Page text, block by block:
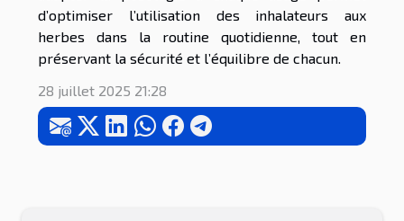
d’optimiser l’utilisation des inhalateurs aux
herbes dans la routine quotidienne, tout en
préservant la sécurité et l’équilibre de chacun.
28 juillet 2025 21:28